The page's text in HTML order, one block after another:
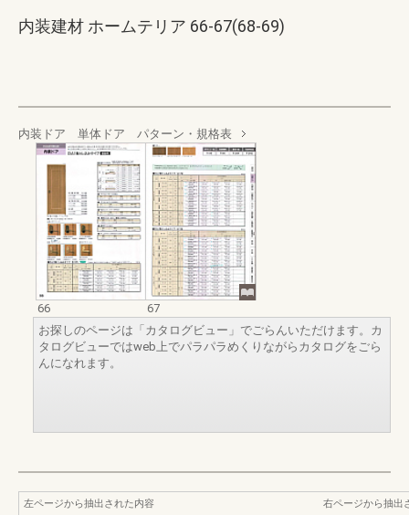
内装建材 ホームテリア 66-67(68-69)
内装ドア 単体ドア パターン・規格表
66
67
お探しのページは「カタログビュー」でごらんいただけます。カ
タログビューではweb上でパラパラめくりながらカタログをごら
んになれます。
左ページから抽出された内容
右ページから抽出